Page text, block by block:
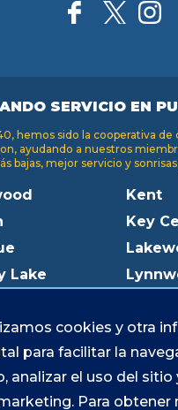
SERVICIO EN
hemos sido la cooperativa
ayudando a nuestros
bajas, mejor servicio y
Lake
Olympia
Tacoma
Kent
Key
cookies y otra
para facilitar la
analizar el uso del sitio
Para obtener